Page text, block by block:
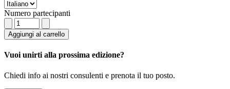
Numero partecipanti
Aggiungi al carrello
Vuoi unirti alla prossima edizione?
Chiedi info ai nostri consulenti e prenota il tuo posto.